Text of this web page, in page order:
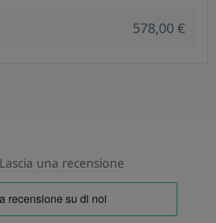
578,00 €
Lascia una recensione